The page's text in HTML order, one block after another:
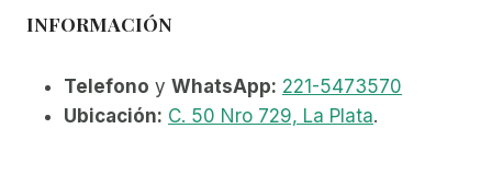
INFORMACIÓN
Telefono y WhatsApp: 221-5473570
Ubicación: C. 50 Nro 729, La Plata.